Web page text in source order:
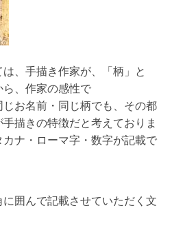
、手描き作家が、「柄」と
ら、作家の感性で
お名前・同じ柄でも、その都
描きの特徴だと考えておりま
ナ・ローマ字・数字が記載で
囲んで記載させていただく文